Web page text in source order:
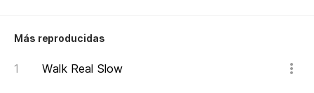
Más reproducidas
Walk Real Slow